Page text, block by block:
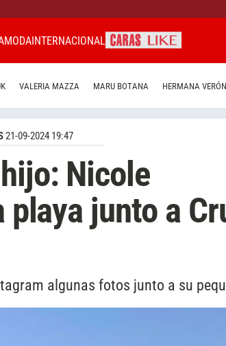
MODAINTERNACIONAL
VALERIA MAZZA MARU BOTANA HERMANA
21-09-2024 19:47
Nicole
junto a
algunas fotos junto a su